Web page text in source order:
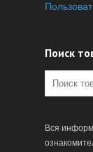
Поиск
Вся